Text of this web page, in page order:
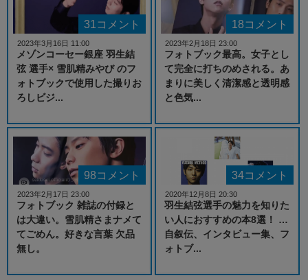
31コメント
メゾンコーセー銀座 羽生結
弦 選手× 雪肌精みやび のフ
ォトブックで使用した撮りお
ろしビジ...
2023年3月16日 11:00
18コメント
フォトブック最高。女子とし
て完全に打ちのめされる。あ
まりに美しく清潔感と透明感
と色気...
2023年2月18日 23:00
98コメント
フォトブック 雑誌の付録と
は大違い。雪肌精さまナメて
てごめん。好きな言葉 欠品
無し。
2023年2月17日 23:00
34コメント
羽生結弦選手の魅力を知りた
い人におすすめの本8選！ …
自叙伝、インタビュー集、フ
ォトブ...
2020年12月8日 20:30